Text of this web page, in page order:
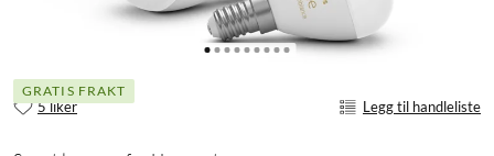
GRATIS FRAKT
5 liker Legg til handleliste